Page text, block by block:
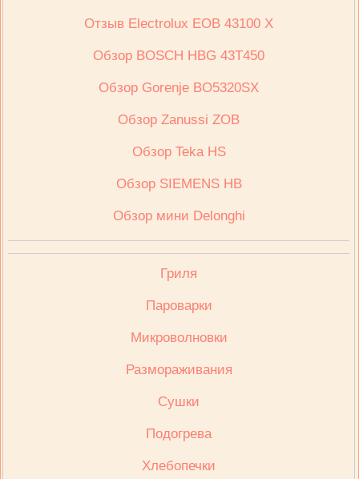
Отзыв Electrolux ЕОВ 43100 Х
Обзор BOSCH HBG 43T450
Обзор Gorenje BO5320SX
Обзор Zanussi ZOB
Обзор Teka HS
Обзор SIEMENS HB
Обзор мини Delonghi
Гриля
Пароварки
Микроволновки
Размораживания
Сушки
Подогрева
Хлебопечки